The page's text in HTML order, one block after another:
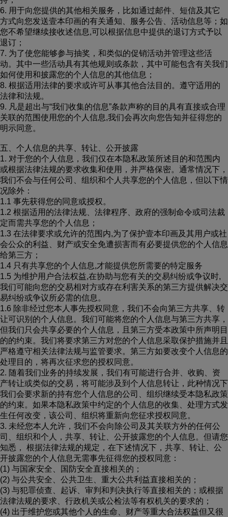
6. 用于向您提供的其他相关服务，比如通过邮件、短信及其它
方式向您发送壹本印画的有关通知、服务公告、活动信息等；如
您不希望继续接收述信息,可以根据信息中提供的退订方式予以
退订；
7. 为了使您能够参与抽奖，和类似的促销活动并管理这些活
动。其中一些活动具有其他规则或条款，其中可能包含有关我们
如何使用和披露您的个人信息的其他信息；
8. 根据适用法律的要求或许可从事其他合法目的。遵守适用的
法律和法规。
9. 凡是超出与“我们收集的信息”条款声称的目的具有直接或合理
关联的范围使用您的个人信息,我们会再次向您告知并征得您的
明示同意。
五、个人信息的共享、转让、公开披露
1. 对于您的个人信息，我们仅在本隐私政策所述目的和范围内
或根据法律法规的要求收集和使用，并严格保密。通常情况下，
我们不会与任何公司、组织和个人共享您的个人信息，但以下情
况除外：
1.1 事先获得您的同意或授权。
1.2 根据适用的法律法规、法律程序、政府的强制命令或司法裁
定而需共享您的个人信息；
1.3 在法律要求或允许的范围内,为了保护壹本印画及其用户或社
会公众的利益、财产或安全免遭损害而有必要提供您的个人信息
给第三方；
1.4 只有共享您的个人信息,才能提供您所需要的特定服务
1.5 为维护用户合法权益,在协助与您有关的交易纠纷或争议时,
我们可能向您的交易相对方或存在利害关系的第三方提供解决交
易纠纷或争议所必需的信息。
1.6 除非经过您本人事先授权同意，我们不会向第三方共享、转
让可识别的个人信息。我们可能将您的个人信息与第三方共享，
但我们只会共享必要的个人信息，且第三方受本政策中所声明目
的的约束。我们将要求第三方对您的个人信息采取保护措施并且
严格遵守相关法律法规与监管要求。第三方如要改变个人信息的
处理目的，将再次征求您的授权同意。
2. 随着我们业务的持续发展，我们有可能进行合并、收购、资
产转让或类似的交易，将可能涉及到个人信息转让，此种情况下
我们会要求新的持有您个人信息的公司、组织继续受本隐私政策
的约束。如果本隐私政策中约定的个人信息的收集、处理方式发
生任何改变，该公司、组织将重新向您征求授权同意。
3. 未经您本人允许，我们不会向除公司及其关联方外的任何公
司、组织和个人，共享、转让、公开披露您的个人信息。但请您
知悉， 根据法律法规的规定，在下述情况下，共享、转让、公
开披露您的个人信息无需事先征得您的授权同意：
(1) 与国家安全、国防安全直接相关的；
(2) 与公共安全、公共卫生、重大公共利益直接相关的；
(3) 与犯罪侦查、起诉、审判和判决执行等直接相关的；或根据
法律法规的要求、行政机关或公检法等有权机关的要求的；
(4) 出于维护您或其他个人的生命、财产等重大合法权益但又很